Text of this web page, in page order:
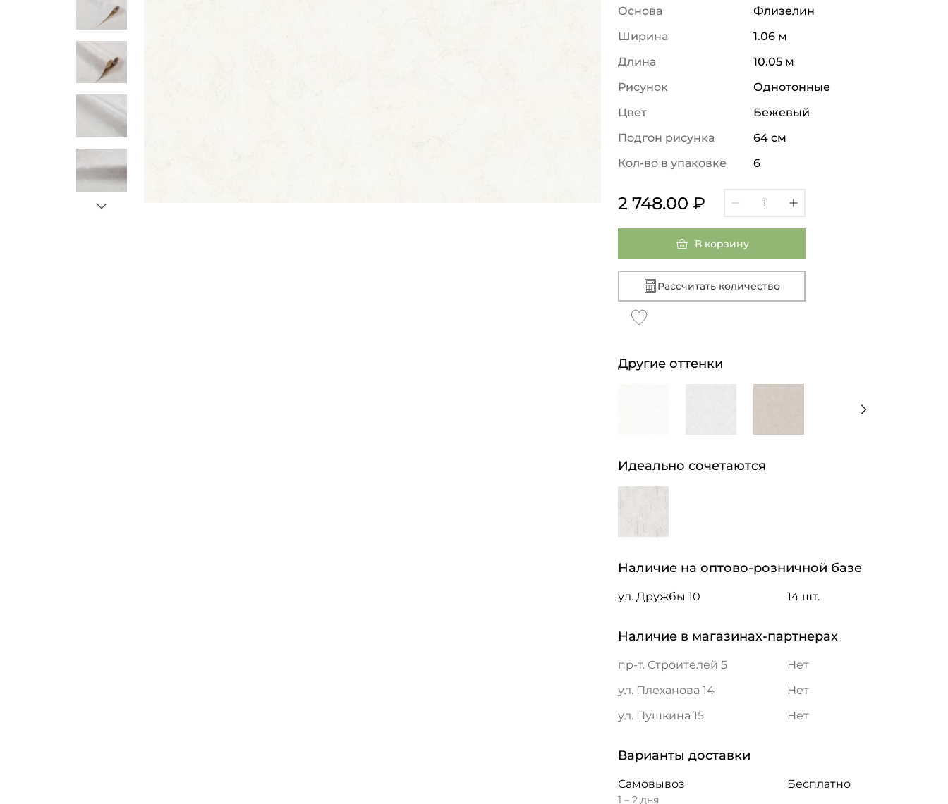
Основа
Флизелин
Ширина
1.06 м
Длина
10.05 м
Рисунок
Однотонные
Цвет
Бежевый
Подгон рисунка
64 см
Кол-во в упаковке
6
2 748.00 ₽
В корзину
Рассчитать количество
Другие оттенки
Идеально сочетаются
Наличие на оптово-розничной базе
ул. Дружбы 10 14 шт.
Наличие в магазинах-партнерах
пр-т. Строителей 5
Нет
ул. Плеханова 14
Нет
ул. Пушкина 15
Нет
Варианты доставки
Самовывоз
1 – 2 дня
Бесплатно